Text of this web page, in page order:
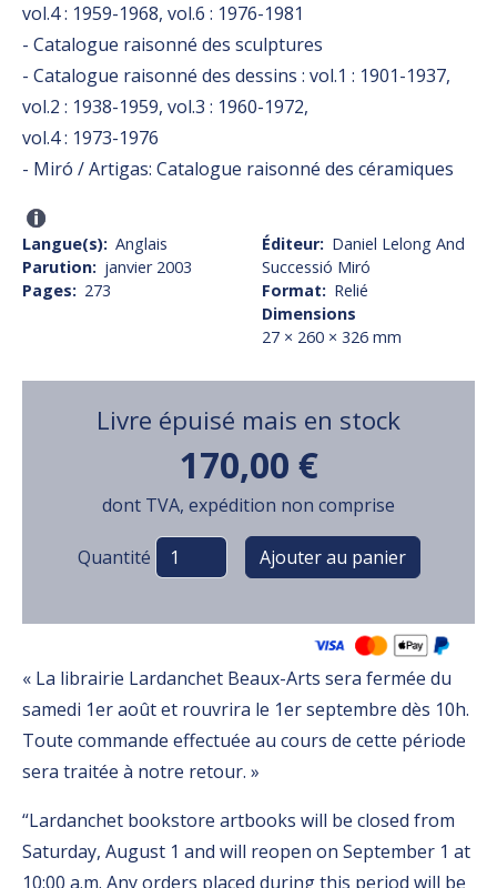
vol.4 : 1959-1968, vol.6 : 1976-1981
- Catalogue raisonné des sculptures
- Catalogue raisonné des dessins : vol.1 : 1901-1937,
vol.2 : 1938-1959, vol.3 : 1960-1972,
vol.4 : 1973-1976
- Miró / Artigas: Catalogue raisonné des céramiques
Langue(s) Anglais
Parution
janvier 2003
Pages
273
Éditeur
Daniel Lelong And
Successió Miró
Format
Relié
Dimensions
27 × 260 × 326 mm
Livre épuisé mais en stock
170,00 €
dont TVA, expédition non comprise
Variations
Quantité
« La librairie Lardanchet Beaux-Arts sera fermée du
samedi 1er août et rouvrira le 1er septembre dès 10h.
Toute commande effectuée au cours de cette période
sera traitée à notre retour. »
“Lardanchet bookstore artbooks will be closed from
Saturday, August 1 and will reopen on September 1 at
10:00 a.m. Any orders placed during this period will be